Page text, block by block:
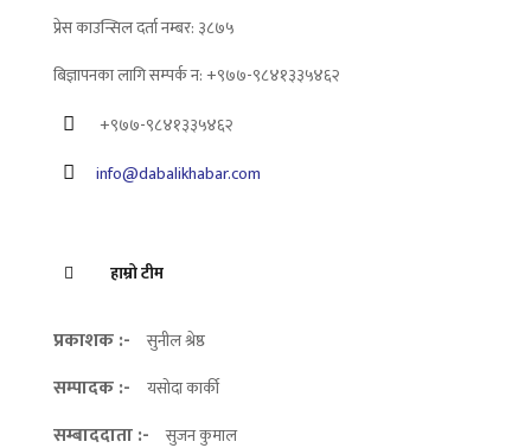
प्रेस काउन्सिल दर्ता नम्बर: ३८७५
बिज्ञापनका लागि सम्पर्क न: +९७७-९८४१३३५४६२
+९७७-९८४१३३५४६२
info@dabalikhabar.com
हाम्रो टीम
प्रकाशक :- सुनील श्रेष्ठ
सम्पादक :- यसोदा कार्की
सम्बाददाता :- सुजन कुमाल